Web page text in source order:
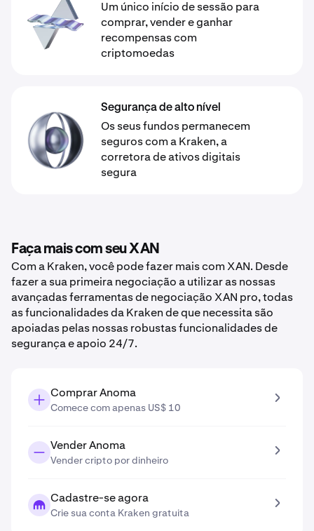
Um único início de sessão para
comprar, vender e ganhar
recompensas com
criptomoedas
Segurança de alto nível
Os seus fundos permanecem
seguros com a Kraken, a
corretora de ativos digitais
segura
Faça mais com seu XAN
Com a Kraken, você pode fazer mais com XAN. Desde
fazer a sua primeira negociação a utilizar as nossas
avançadas ferramentas de negociação XAN pro, todas
as funcionalidades da Kraken de que necessita são
apoiadas pelas nossas robustas funcionalidades de
segurança e apoio 24/7.
Comprar Anoma
Comece com apenas US$ 10
Vender Anoma
Vender cripto por dinheiro
Cadastre-se agora
Crie sua conta Kraken gratuita